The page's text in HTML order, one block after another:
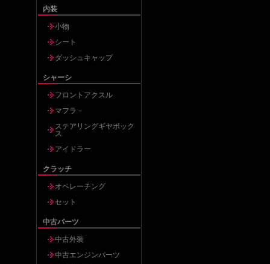
内装
小物
シート
ダッシュキャップ
シャーシ
フロントアクスル
マフラ－
ステアリングギヤボック
ス
アイドラー
クラッチ
オペレーチング
セット
中古パーツ
中古外装
中古エンジンパーツ